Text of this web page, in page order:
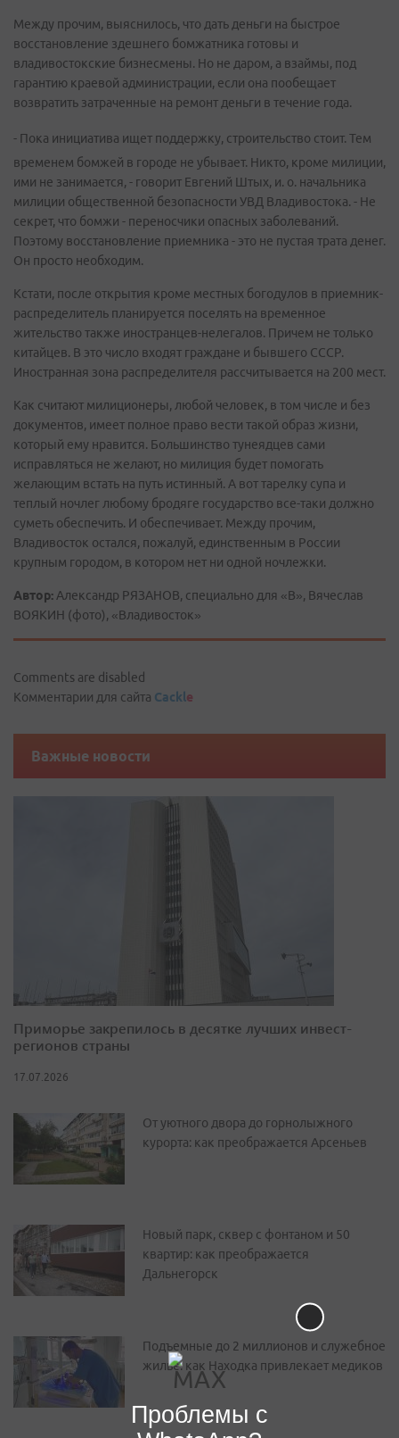
Между прочим, выяснилось, что дать деньги на быстрое
восстановление здешнего бомжатника готовы и
владивостокские бизнесмены. Но не даром, а взаймы, под
гарантию краевой администрации, если она пообещает
возвратить затраченные на ремонт деньги в течение года.
- Пока инициатива ищет поддержку, строительство стоит. Тем
временем бомжей в городе не убывает. Никто, кроме милиции,
ими не занимается, - говорит Евгений Штых, и. о. начальника
милиции общественной безопасности УВД Владивостока. - Не
секрет, что бомжи - переносчики опасных заболеваний.
Поэтому восстановление приемника - это не пустая трата денег.
Он просто необходим.
Кстати, после открытия кроме местных богодулов в приемник-
распределитель планируется поселять на временное
жительство также иностранцев-нелегалов. Причем не только
китайцев. В это число входят граждане и бывшего СССР.
Иностранная зона распределителя рассчитывается на 200 мест.
Как считают милиционеры, любой человек, в том числе и без
документов, имеет полное право вести такой образ жизни,
который ему нравится. Большинство тунеядцев сами
исправляться не желают, но милиция будет помогать
желающим встать на путь истинный. А вот тарелку супа и
теплый ночлег любому бродяге государство все-таки должно
суметь обеспечить. И обеспечивает. Между прочим,
Владивосток остался, пожалуй, единственным в России
крупным городом, в котором нет ни одной ночлежки.
Автор: Александр РЯЗАНОВ, специально для «В», Вячеслав
ВОЯКИН (фото), «Владивосток»
Comments are disabled
Комментарии для сайта Cackle
Важные новости
Приморье закрепилось в десятке лучших инвест-
регионов страны
17.07.2026
От уютного двора до горнолыжного
курорта: как преображается Арсеньев
Новый парк, сквер с фонтаном и 50
квартир: как преображается
Дальнегорск
Подъемные до 2 миллионов и служебное
жилье: как Находка привлекает медиков
Проблемы с